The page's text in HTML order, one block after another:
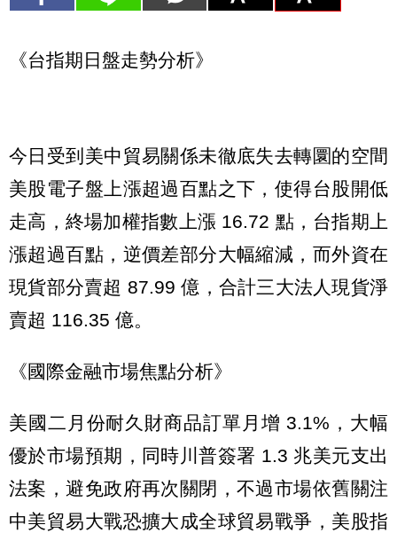
《台指期日盤走勢分析》
今日受到美中貿易關係未徹底失去轉圜的空間
美股電子盤上漲超過百點之下，使得台股開低
走高，終場加權指數上漲 16.72 點，台指期上
漲超過百點，逆價差部分大幅縮減，而外資在
現貨部分賣超 87.99 億，合計三大法人現貨淨
賣超 116.35 億。
《國際金融市場焦點分析》
美國二月份耐久財商品訂單月增 3.1%，大幅
優於市場預期，同時川普簽署 1.3 兆美元支出
法案，避免政府再次關閉，不過市場依舊關注
中美貿易大戰恐擴大成全球貿易戰爭，美股指